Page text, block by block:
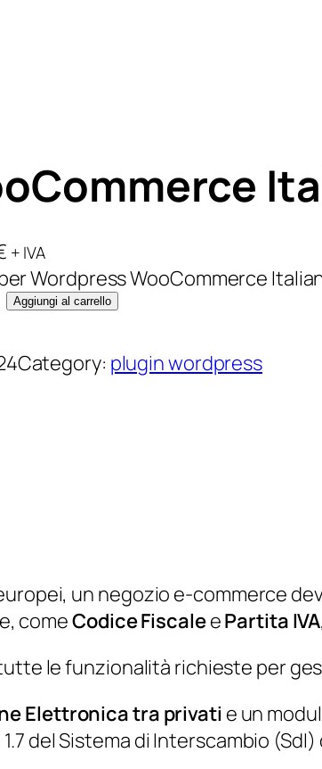
+ IVA
Wordpress WooCommerce
Aggiungi al carrello
Category: plugin wordpress
un negozio e-commerce
comeCodice FiscaleePartita IVA
le funzionalità richieste per
Elettronica tra privati e un
del Sistema di Interscambio